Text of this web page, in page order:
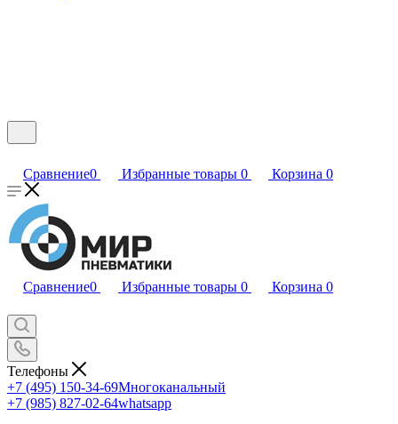
Сравнение0 Избранные товары 0 Корзина 0
Сравнение0 Избранные товары 0 Корзина 0
Телефоны
+7 (495) 150-34-69Многоканальный
+7 (985) 827-02-64whatsapp